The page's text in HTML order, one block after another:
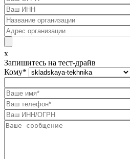
x
Запишитесь на тест-драйв
Кому*